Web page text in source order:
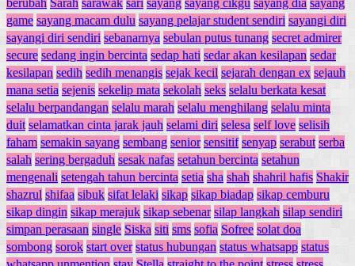
game sayang macam dulu sayang pelajar student sendiri sayangi diri
sayangi diri sendiri sebanarnya sebulan putus tunang secret admirer
secure sedang ingin bercinta sedap hati sedar akan kesilapan sedar
kesilapan sedih sedih menangis sejak kecil sejarah dengan ex sejauh
mana setia sejenis sekelip mata sekolah seks selalu berkata kesat
selalu berpandangan selalu marah selalu menghilang selalu minta
duit selamatkan cinta jarak jauh selami diri selesa self love selisih
faham semakin sayang sembang senior sensitif senyap serabut serba
salah sering bergaduh sesak nafas setahun bercinta setahun
mengenali setengah tahun bercinta setia sha shah shahril hafis Shakir
shazrul shifaa sibuk sifat lelaki sikap sikap biadap sikap cemburu
sikap dingin sikap merajuk sikap sebenar silap langkah silap sendiri
simpan perasaan single Siska siti sms sofia Sofree solat doa
sombong sorok start over status hubungan status whatsapp status